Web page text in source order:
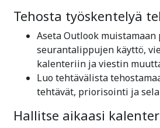
Tehosta työskentelyä
Aseta Outlook muistamaan
seurantalippujen käyttö,
kalenteriin ja viestin
Luo tehtävälista
tehtävät, priorisointi ja
Hallitse aikaasi